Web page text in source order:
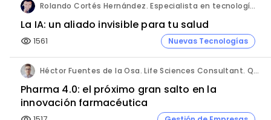
Rolando Cortés Hernández. Especialista en tecnología e inteligencia artificial. Director Comercial. AQUÍ tu Remodelación.
La IA: un aliado invisible para tu salud
visibility 1561 Nuevas Tecnologías
Héctor Fuentes de la Osa. Life Sciences Consultant. QbD Group.
Pharma 4.0: el próximo gran salto en la
innovación farmacéutica